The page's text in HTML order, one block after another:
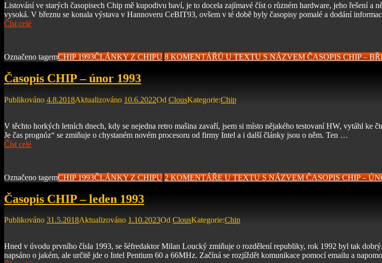
Listování ve starých časopisech Chip mě kupodivu baví, je to docela zajímavé číst o různém hardware, jeho řešení a
vysoká. V březnu se konala výstava v Hannoveru CeBIT93, ovšem v té době byly časopisy pomalé a dodání
Číst celé
Označeno tagemCHIP 1993ČLÁNKY Z CHIPU 8 KOMENTÁŘŮU TEXTU S NÁZVEM ČASOPIS CHIP –
Časopis CHIP – únor 1993
Publikováno 4.8.2018Aktualizováno 10.6.2022Od ClousKategorie:Chip
V těchto horkých letních dnech, kdy se nejedna retro mašina zavaří, jsem si místo nějakého testovaní HW, vytáhl ke
Je čas prognóz“ se zmiňuje o chystaném novém procesoru od firmy Intel a i další články jsou o něm. Ten …
Číst celé
Označeno tagemCHIP 1993ČLÁNKY Z CHIPU 2 KOMENTÁŘEU TEXTU S NÁZVEM ČASOPIS CHIP –
Časopis CHIP – leden 1993
Publikováno 31.5.2018Aktualizováno 1.10.2023Od ClousKategorie:Chip
Hned v úvodu prvního čísla 1993, se šéfredaktor Milan Loucký zmiňuje o rozdělení republiky, rok 1992 byl tak
napsáno o jakém, ale určitě jde o Intel Pentium 60 a 66MHz. Začíná se rozjíždět komunikace pomocí emailu a